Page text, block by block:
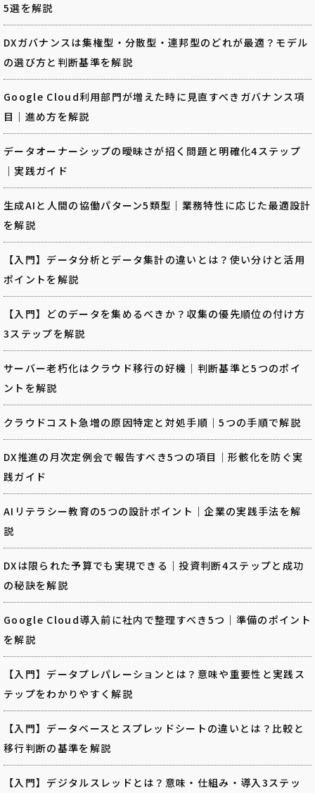
5選を解説
DXガバナンスは集権型・分散型・連邦型のどれが最適？モデル
の選び方と判断基準を解説
Google Cloud利用部門が増えた時に見直すべきガバナンス項
目｜進め方を解説
データオーナーシップの曖昧さが招く問題と明確化4ステップ
｜実践ガイド
生成AIと人間の協働パターン5類型｜業務特性に応じた最適設計
を解説
【入門】データ分析とデータ集計の違いとは？使い分けと活用
ポイントを解説
【入門】どのデータを集めるべきか？収集の優先順位の付け方
3ステップを解説
サーバー老朽化はクラウド移行の好機｜判断基準と5つのポイ
ントを解説
クラウドコスト急増の原因特定と対処手順｜5つの手順で解説
DX推進の月次定例会で報告すべき5つの項目｜形骸化を防ぐ実
践ガイド
AIリテラシー教育の5つの設計ポイント｜企業の実践手法を解
説
DXは限られた予算でも実現できる｜投資判断4ステップと成功
の秘訣を解説
Google Cloud導入前に社内で整理すべき5つ｜準備のポイント
を解説
【入門】データプレパレーションとは？意味や重要性と実践ス
テップをわかりやすく解説
【入門】データベースとスプレッドシートの違いとは？比較と
移行判断の基準を解説
【入門】デジタルスレッドとは？意味・仕組み・導入3ステッ